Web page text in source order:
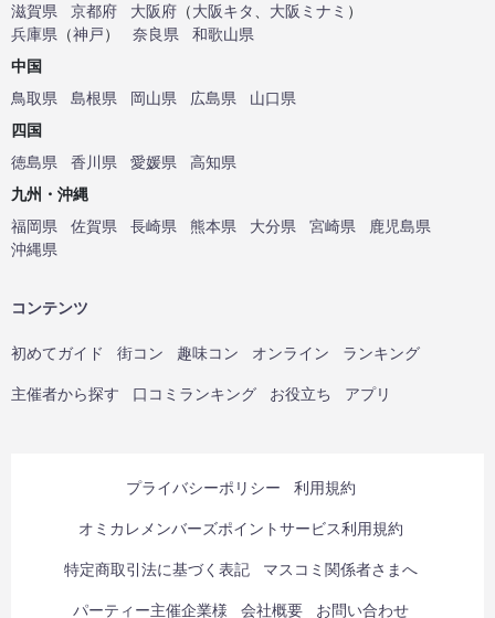
滋賀県
京都府 大阪府 （大阪キタ 大阪ミナミ ）
兵庫県 （神戸） 奈良県
和歌山県
中国
鳥取県
島根県 岡山県 広島県
山口県
四国
徳島県
香川県 愛媛県
高知県
九州・沖縄
福岡県
佐賀県 長崎県 熊本県 大分県 宮崎県
鹿児島県
沖縄県
コンテンツ
初めてガイド 街コン 趣味コン オンライン ランキング
主催者から探す 口コミランキング お役立ち アプリ
プライバシーポリシー 利用規約
オミカレメンバーズポイントサービス利用規約
特定商取引法に基づく表記 マスコミ関係者さまへ
パーティー主催企業様 会社概要 お問い合わせ